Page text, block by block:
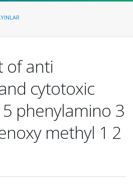
of anti
cytotoxic
phenylamino 3
methyl 1 2